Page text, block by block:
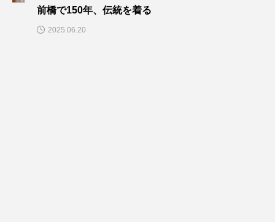
前橋で150年、伝統を着る
2025.06.20